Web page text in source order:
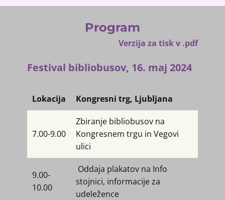
Program
Verzija za tisk v .pdf
Festival bibliobusov, 16. maj 2024
Lokacija Kongresni trg, Ljubljana
7.00-9.00
Zbiranje bibliobusov na
Kongresnem trgu in Vegovi
ulici
9.00-
10.00
Oddaja plakatov na Info
stojnici, informacije za
udeležence